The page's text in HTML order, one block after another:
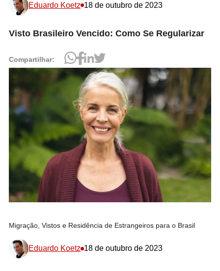
Eduardo Koetz 18 de outubro de 2023
Visto Brasileiro Vencido: Como Se Regularizar
Compartilhar:
Migração, Vistos e Residência de Estrangeiros para o Brasil
Eduardo Koetz 18 de outubro de 2023